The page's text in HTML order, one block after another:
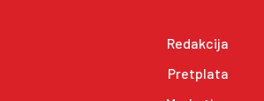
Redakcija
Pretplata